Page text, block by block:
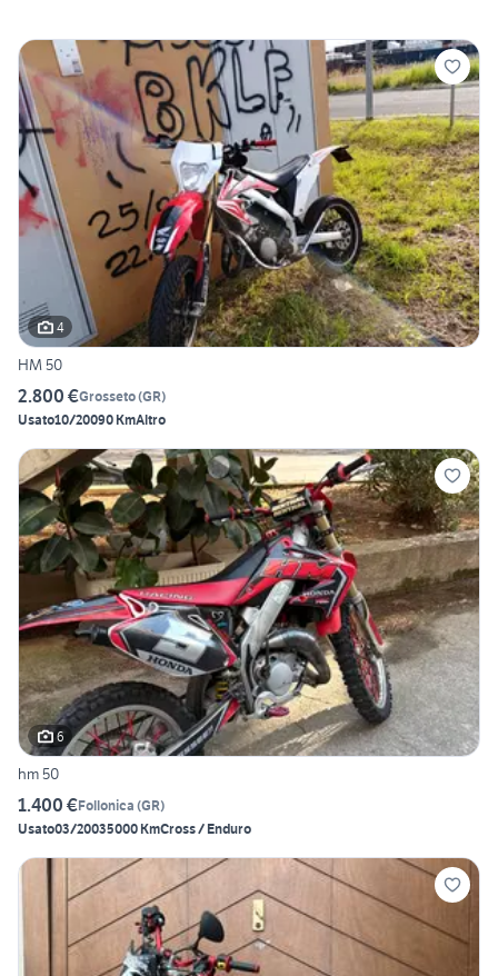
4
HM 50
2.800 €Grosseto(GR)
Usato10/20090 KmAltro
6
hm 50
1.400 €Follonica (GR)
Usato03/20035000 KmCross / Enduro